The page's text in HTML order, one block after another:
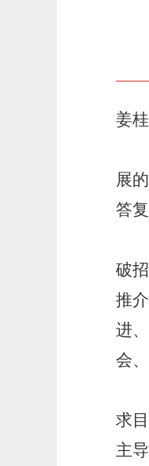
姜
关
展
答
破
推
进
会
求
主